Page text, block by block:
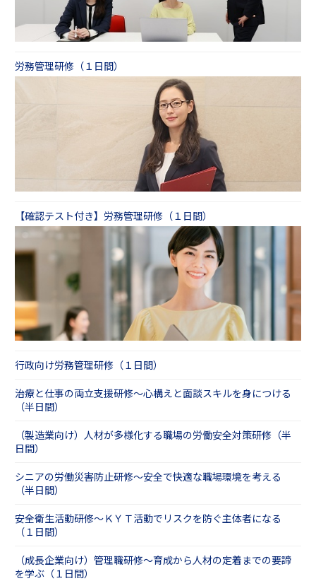
労務管理研修（１日間）
【確認テスト付き】労務管理研修（１日間）
行政向け労務管理研修（１日間）
治療と仕事の両立支援研修～心構えと面談スキルを身につける
（半日間）
（製造業向け）人材が多様化する職場の労働安全対策研修（半
日間）
シニアの労働災害防止研修～安全で快適な職場環境を考える
（半日間）
安全衛生活動研修～ＫＹＴ活動でリスクを防ぐ主体者になる
（１日間）
（成長企業向け）管理職研修～育成から人材の定着までの要諦
を学ぶ（１日間）